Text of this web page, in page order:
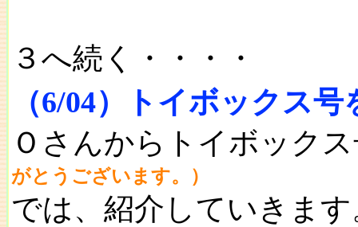
３へ続く・・・・
（6/04）トイボックス
Ｏさんからトイボック
がとうございます。）
では、紹介していきます